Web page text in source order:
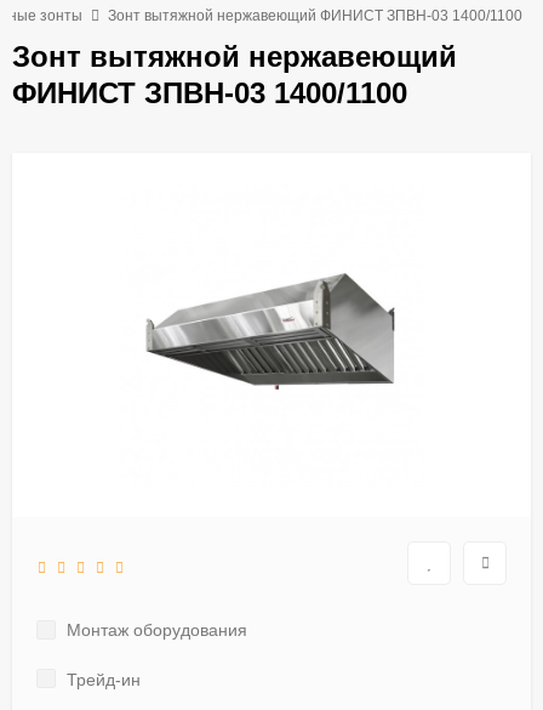
зонты Зонт вытяжной нержавеющий ФИНИСТ ЗПВН-03 1400/1100
Зонт вытяжной нержавеющий
ФИНИСТ ЗПВН-03 1400/1100
Монтаж оборудования
Трейд-ин